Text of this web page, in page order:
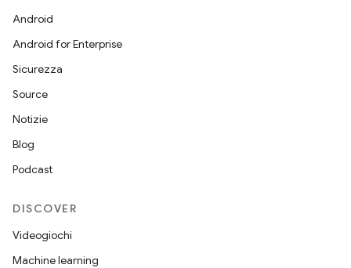
Android
Android for Enterprise
Sicurezza
Source
Notizie
Blog
Podcast
DISCOVER
Videogiochi
Machine learning